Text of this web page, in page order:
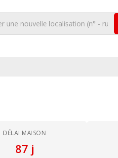
DÉLAI MAISON
87 j